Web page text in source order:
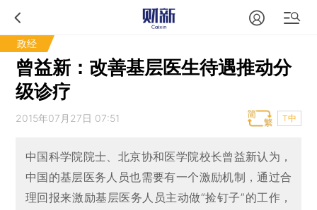
政经
曾益新：改善基层医生待遇推动分
级诊疗
2015年07月27日 07:51 T中
中国科学院院士、北京协和医学院校长曾益新认为，
中国的基层医务人员也需要有一个激励机制，通过合
理回报来激励基层医务人员主动做“捡钉子”的工作，